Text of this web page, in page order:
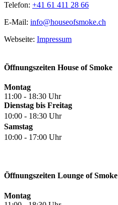
Telefon: +41 61 411 28 66
E-Mail: info@houseofsmoke.ch
Webseite: Impressum
Öffnungszeiten House of Smoke
Montag
11:00 - 18:30 Uhr
Dienstag bis Freitag
10:00 - 18:30 Uhr
Samstag
10:00 - 17:00 Uhr
Öffnungszeiten Lounge of Smoke
Montag